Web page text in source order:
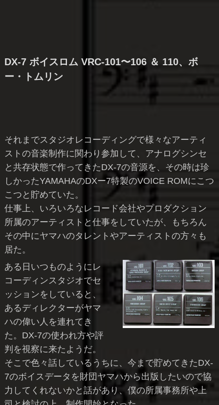
DX-7 ボイスロム VRC-101〜106 ＆ 110、ボ
ー・トムリン
それまでスタジオレコーディングで様々なアーティ
ストの音楽制作に関わり参加して、アナログシンセ
と共存状態で作ってきたDX-7の音源を、その時は珍
しかったYAMAHAのDXー7特製のVOICE ROMにこつ
こつと貯めていた。
仕事上、いろいろなレコード会社やプロダクション
所属のアーティストと仕事をしていたが、もちろん
その中にヤマハのタレントやアーティストの方々も
居た。
ある日いつものようにレ
コーディンスタジオでセ
ッションをしていると、
あるディレクターがヤマ
ハの偉い人を連れてき
た。DX-7の使われ方や評
判を視察に来たようだ。
そこで色々話しているうちに、今まで貯めてきたDX-
7のボイスデータを財団ヤマハから出版したいので協
力してくれないかと話があり、僕の所属事務所や上